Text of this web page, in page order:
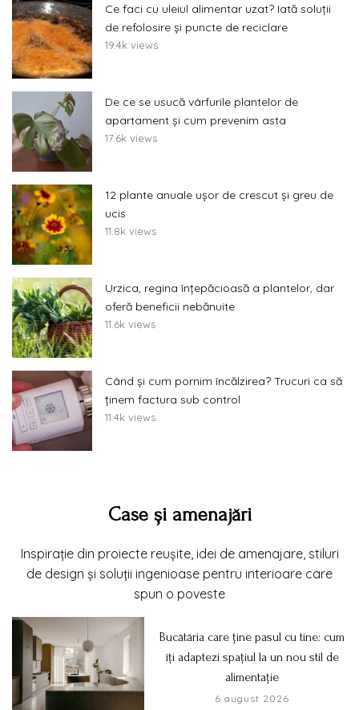
Ce faci cu uleiul alimentar uzat? Iată soluții
de refolosire și puncte de reciclare
19.4k views
De ce se usucă vârfurile plantelor de
apartament și cum prevenim asta
17.6k views
12 plante anuale ușor de crescut și greu de
ucis
11.8k views
Urzica, regina înțepăcioasă a plantelor, dar
oferă beneficii nebănuite
11.6k views
Când și cum pornim încălzirea? Trucuri ca să
ținem factura sub control
11.4k views
Case și amenajări
Inspirație din proiecte reușite, idei de amenajare, stiluri
de design și soluții ingenioase pentru interioare care
spun o poveste
Bucătăria care ține pasul cu tine: cum
îți adaptezi spațiul la un nou stil de
alimentație
6 august 2026